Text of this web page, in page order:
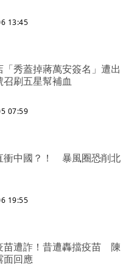
13:45
「秀蓋掉蔣萬安簽名」遭出
刷五星幫補血
07:59
衝中國？！ 暴風圈恐削北
19:55
苗遭詐！昔遭轟擋疫苗 陳
面回應